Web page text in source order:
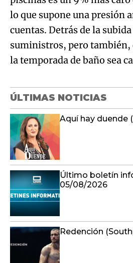
lo que supone una presión
cuentas. Detrás de la
suministros, pero también,
la temporada de baño sea
ÚLTIMAS NOTICIAS
Aquí hay duende
Último boletín
05/08/2026
Redención